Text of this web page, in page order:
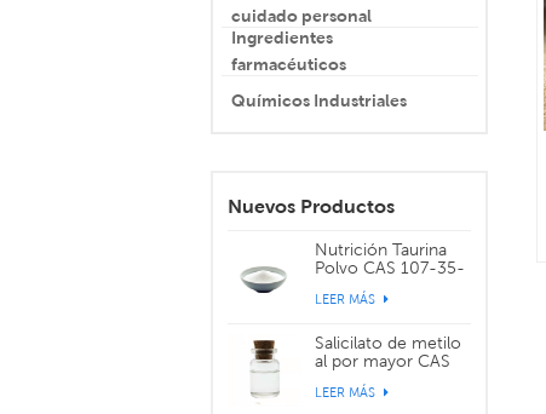
cuidado personal
Ingredientes
farmacéuticos
Químicos Industriales
Nuevos Productos
Nutrición Taurina
Polvo CAS 107-35-
LEER MÁS
Salicilato de metilo
al por mayor CAS
LEER MÁS